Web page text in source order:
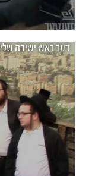
דער ראש ישיבה